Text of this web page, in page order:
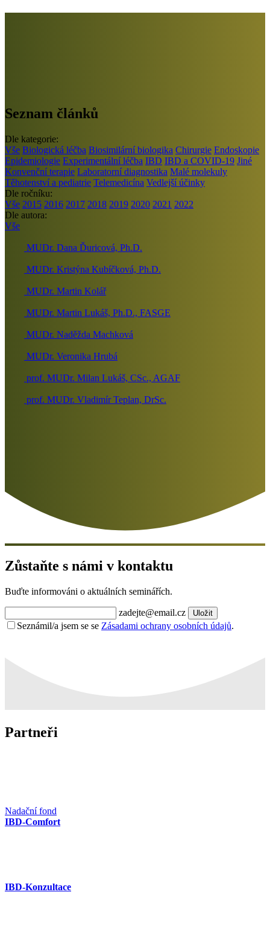
Seznam článků
Dle kategorie:
Vše Biologická léčba Biosimilární biologika Chirurgie Endoskopie
Epidemiologie Experimentální léčba IBD IBD a COVID-19 Jiné
Konvenční terapie Laboratorní diagnostika Malé molekuly
Těhotenství a pediatrie Telemedicína Vedlejší účinky
Dle ročníku:
Vše 2015 2016 2017 2018 2019 2020 2021 2022
Dle autora:
Vše
MUDr. Dana Ďuricová, Ph.D.
MUDr. Kristýna Kubíčková, Ph.D.
MUDr. Martin Kolář
MUDr. Martin Lukáš, Ph.D., FASGE
MUDr. Naděžda Machková
MUDr. Veronika Hrubá
prof. MUDr. Milan Lukáš, CSc., AGAF
prof. MUDr. Vladimír Teplan, DrSc.
Zůstaňte s námi v kontaktu
Buďte informováni o aktuálních seminářích.
zadejte@email.cz Uložit
Seznámil/a jsem se se Zásadami ochrany osobních údajů.
Partneři
Nadační fond
IBD-Comfort
IBD-Konzultace